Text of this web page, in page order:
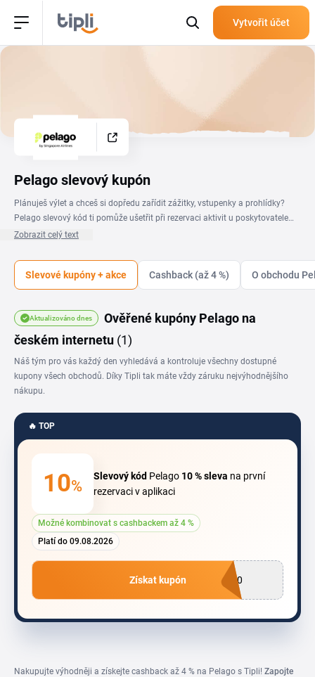
Vytvořit účet
Pelago slevový kupón
Plánuješ výlet a chceš si dopředu zařídit zážitky, vstupenky a prohlídky?
Pelago slevový kód ti pomůže ušetřit při rezervaci aktivit u poskytovatele
provozovaného leteckou společností Singapore Airlines. Na této stránce ti
pole v košíku kód vložíš. Pelago zprostředkovává rezervaci turistických
aktivit, vstupenek na atrakce a celodenních prohlídek měst po celém světě.
V nabídce jsou tematické tury, sightseeing okruhy i jednorázové vstupenky
než kolik vidíš v běžném ceníku.
Zobrazit celý text
Slevové kupóny + akce Cashback (až 4 %) O obchodu
Aktualizováno dnes
Ověřené kupóny Pelago na
českém internetu (1)
Náš tým pro vás každý den vyhledává a kontroluje všechny dostupné
kupony všech obchodů. Díky Tipli tak máte vždy záruku nejvýhodnějšího
nákupu.
🔥 TOP
10%
Slevový kód Pelago 10 %sleva na první
rezervaci v aplikaci
Možné kombinovat s cashbackem až 4 %
Platí do 09.08.2026
P10
Získat kupón
Nakupujte výhodněji a získejte cashback až 4 % na Pelago s Tipli! Zapojte